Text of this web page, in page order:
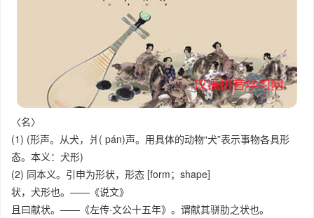
〈名〉
(1) (形声。从犬，爿( pán)声。用具体的动物“犬”表示事物各具形
态。本义：犬形)
(2) 同本义。引申为形状，形态 [form；shape]
状，犬形也。——《说文》
且曰献状。——《左传·文公十五年》。谓献其骈肋之状也。